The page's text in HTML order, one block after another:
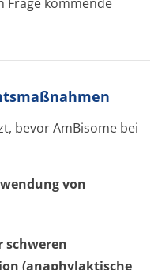
bevor AmBisome bei
von
schweren
(anaphylaktische